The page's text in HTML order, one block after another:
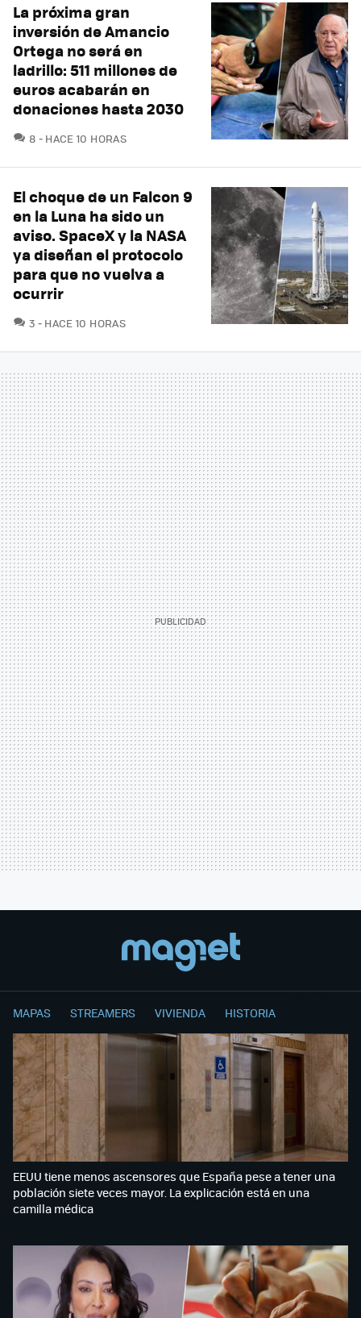
La próxima gran
inversión de Amancio
Ortega no será en
ladrillo: 511 millones de
euros acabarán en
donaciones hasta 2030
8 COMENTARIOS
HACE 10 HORAS
El choque de un Falcon 9
en la Luna ha sido un
aviso. SpaceX y la NASA
ya diseñan el protocolo
para que no vuelva a
ocurrir
3 COMENTARIOS
HACE 10 HORAS
MAPAS STREAMERS VIVIENDA HISTORIA
EEUU tiene menos ascensores que España pese a tener una
población siete veces mayor. La explicación está en una
camilla médica